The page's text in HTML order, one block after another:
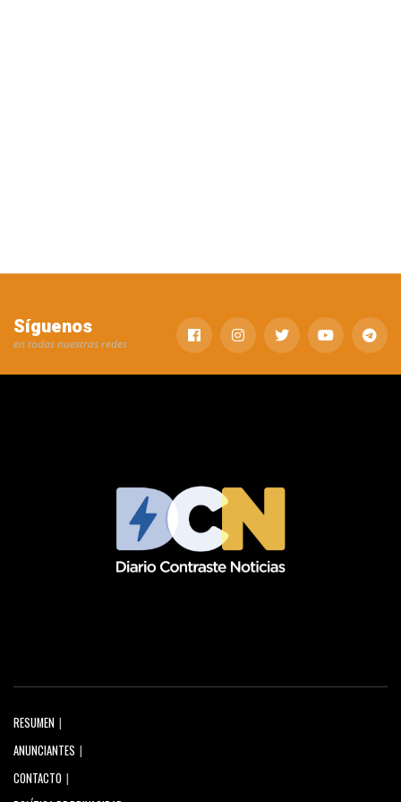
Síguenos
en todas nuestras redes
RESUMEN
ANUNCIANTES
CONTACTO